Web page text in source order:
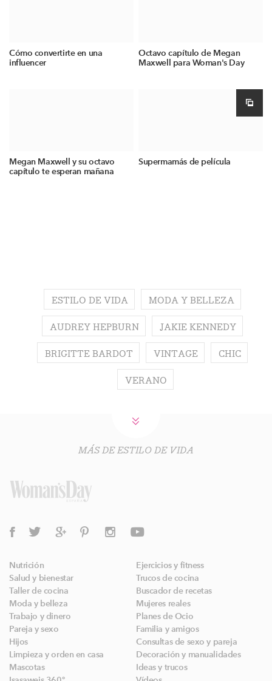
Cómo convertirte en una
influencer
Octavo capítulo de Megan
Maxwell para Woman's Day
Megan Maxwell y su octavo
capítulo te esperan mañana
Supermamás de película
ESTILO DE VIDA MODA Y BELLEZA
AUDREY HEPBURN JAKIE KENNEDY
BRIGITTE BARDOT VINTAGE CHIC
VERANO
MÁS DE ESTILO DE VIDA
Nutrición
Ejercicios y fitness
Salud y bienestar
Trucos de cocina
Taller de cocina
Buscador de recetas
Moda y belleza
Mujeres reales
Trabajo y dinero
Planes de Ocio
Pareja y sexo
Familia y amigos
Hijos
Consultas de sexo y pareja
Limpieza y orden en casa
Decoración y manualidades
Mascotas
Ideas y trucos